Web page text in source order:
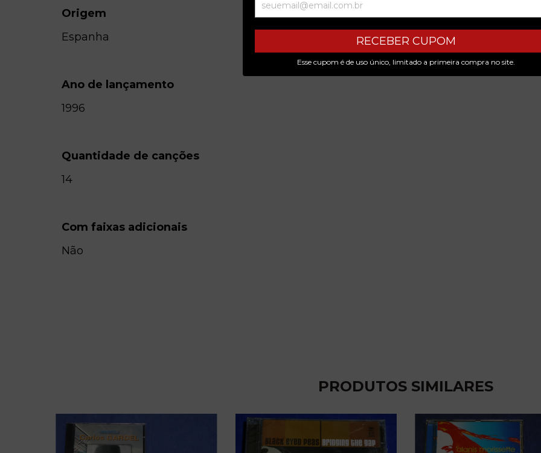
RECEBER CUPOM
Esse cupom é de uso único, limitado a primeira compra no site.
Origem
Espanha
Ano de lançamento
1996
Quantidade de canções
14
Com faixas adicionais
Não
PRODUTOS SIMILARES